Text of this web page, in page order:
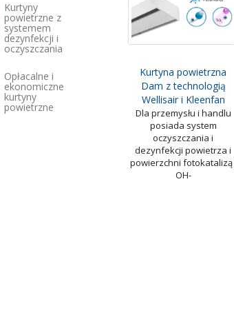
Kurtyny
powietrzne z
systemem
dezynfekcji i
oczyszczania
Opłacalne i
ekonomiczne
kurtyny
powietrzne
Kurtyna powietrzna
Dam z technologią
Wellisair i Kleenfan
Dla przemysłu i handlu
posiada system
oczyszczania i
dezynfekcji powietrza i
powierzchni fotokatalizą
OH-